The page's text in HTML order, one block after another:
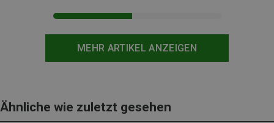
MEHR ARTIKEL ANZEIGEN
Ähnliche wie zuletzt gesehen